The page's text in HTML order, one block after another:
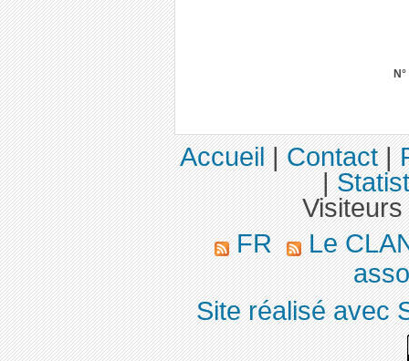
Accueil|Contact|
|
FR
Le
Site réalisé avec